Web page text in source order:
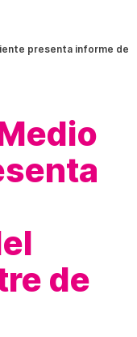
presenta informe de
de